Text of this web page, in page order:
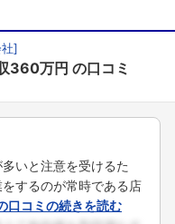
]
360万円 の口コミ
いと注意を受けるた
するのが常時である店
口コミの続きを読む